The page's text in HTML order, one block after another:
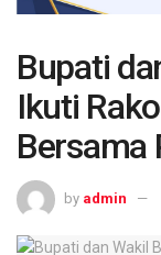
Bupati
Ikuti
Bersama
by admin